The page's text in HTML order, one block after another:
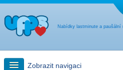
Nabídky lastminute a paušální
Zobrazit navigaci